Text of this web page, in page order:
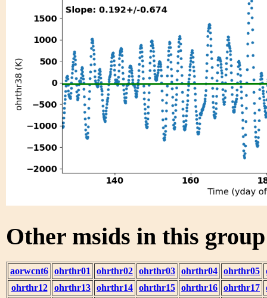
Other msids in this
aorwcnt6 ohrthr01 ohrthr02 ohrthr03 ohrthr04 ohrthr05
ohrthr12
ohrthr13 ohrthr14 ohrthr15 ohrthr16 ohrthr17